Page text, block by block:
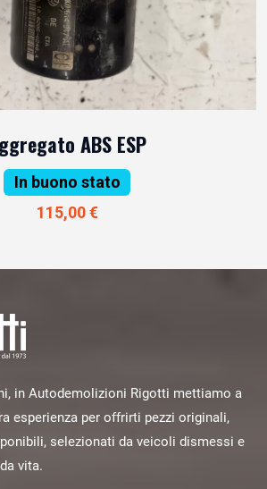
ABS ESP
In buono stato
115,00 €
in Autodemolizioni Rigotti mettiamo a
esperienza per offrirti pezzi originali,
selezionati da veicoli dismessi e
vita.